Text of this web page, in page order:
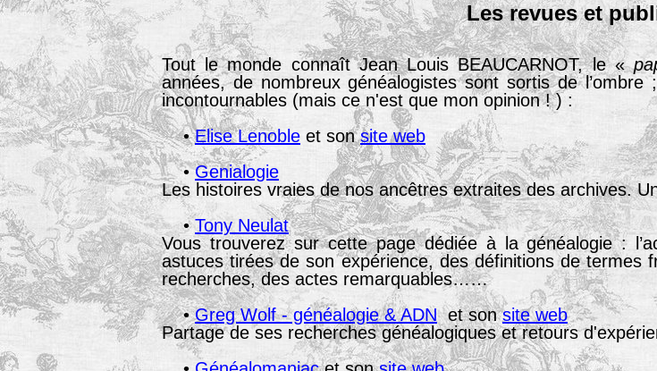
Les revues et
Tout le monde connaît Jean Louis BEAUCARNOT, le «
années, de nombreux généalogistes sont sortis de
incontournables (mais ce n'est que mon opinion ! ) :
•Elise Lenoble et sonsite web
•Genialogie
Les histoires vraies de nos ancêtres extraites des archives.
•Tony Neulat
Vous trouverez sur cette page dédiée à la généalogie :
astuces tirées de son expérience, des définitions de termes
recherches, des actes remarquables……
•Greg Wolf - généalogie & ADNet sonsite web
Partage de ses recherches généalogiques et retours